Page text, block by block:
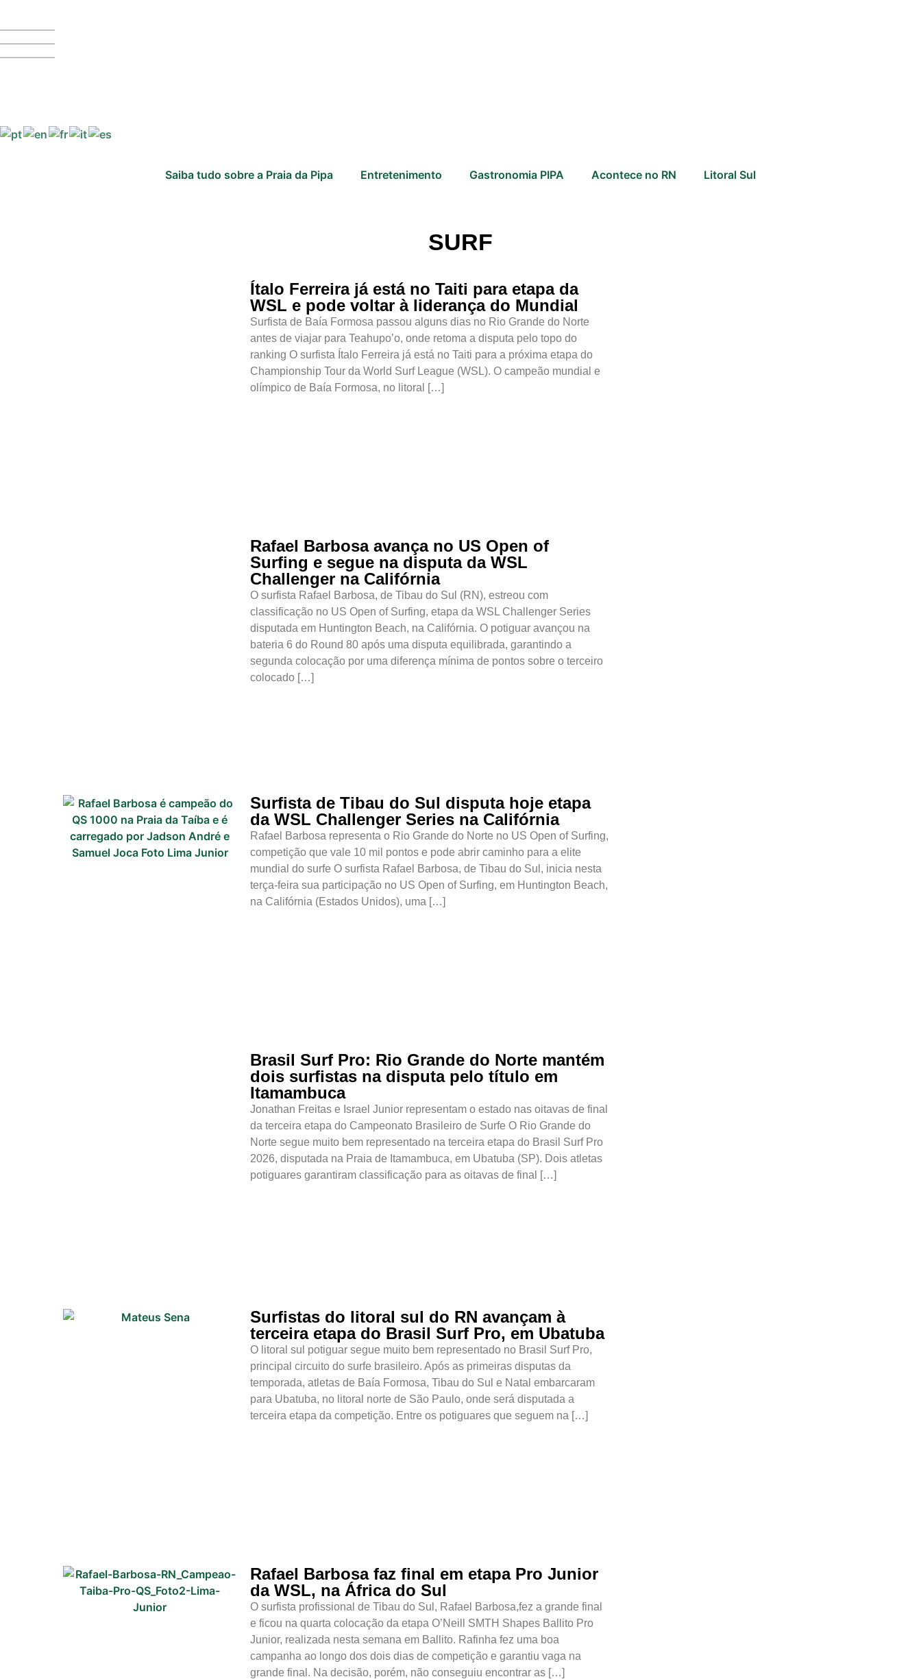
Acontece no
Canguaretama
Saiba tudo sobre a Praia da Pipa Entretenimento Gastronomia PIPA Acontece no RN Litoral Sul
SURF
Ítalo Ferreira já está no Taiti para etapa da
WSL e pode voltar à liderança do Mundial
Surfista de Baía Formosa passou alguns dias no Rio Grande do Norte
antes de viajar para Teahupo’o, onde retoma a disputa pelo topo do
ranking O surfista Ítalo Ferreira já está no Taiti para a próxima etapa do
Championship Tour da World Surf League (WSL). O campeão mundial e
olímpico de Baía Formosa, no litoral […]
Rafael Barbosa avança no US Open of
Surfing e segue na disputa da WSL
Challenger na Califórnia
O surfista Rafael Barbosa, de Tibau do Sul (RN), estreou com
classificação no US Open of Surfing, etapa da WSL Challenger Series
disputada em Huntington Beach, na Califórnia. O potiguar avançou na
bateria 6 do Round 80 após uma disputa equilibrada, garantindo a
segunda colocação por uma diferença mínima de pontos sobre o terceiro
colocado […]
Surfista de Tibau do Sul disputa hoje etapa
da WSL Challenger Series na Califórnia
Rafael Barbosa representa o Rio Grande do Norte no US Open of Surfing,
competição que vale 10 mil pontos e pode abrir caminho para a elite
mundial do surfe O surfista Rafael Barbosa, de Tibau do Sul, inicia nesta
terça-feira sua participação no US Open of Surfing, em Huntington Beach,
na Califórnia (Estados Unidos), uma […]
Brasil Surf Pro: Rio Grande do Norte mantém
dois surfistas na disputa pelo título em
Itamambuca
Jonathan Freitas e Israel Junior representam o estado nas oitavas de final
da terceira etapa do Campeonato Brasileiro de Surfe O Rio Grande do
Norte segue muito bem representado na terceira etapa do Brasil Surf Pro
2026, disputada na Praia de Itamambuca, em Ubatuba (SP). Dois atletas
potiguares garantiram classificação para as oitavas de final […]
Surfistas do litoral sul do RN avançam à
terceira etapa do Brasil Surf Pro, em Ubatuba
O litoral sul potiguar segue muito bem representado no Brasil Surf Pro,
principal circuito do surfe brasileiro. Após as primeiras disputas da
temporada, atletas de Baía Formosa, Tibau do Sul e Natal embarcaram
para Ubatuba, no litoral norte de São Paulo, onde será disputada a
terceira etapa da competição. Entre os potiguares que seguem na […]
Rafael Barbosa faz final em etapa Pro Junior
da WSL, na África do Sul
O surfista profissional de Tibau do Sul, Rafael Barbosa,fez a grande final
e ficou na quarta colocação da etapa O’Neill SMTH Shapes Ballito Pro
Junior, realizada nesta semana em Ballito. Rafinha fez uma boa
campanha ao longo dos dois dias de competição e garantiu vaga na
grande final. Na decisão, porém, não conseguiu encontrar as […]